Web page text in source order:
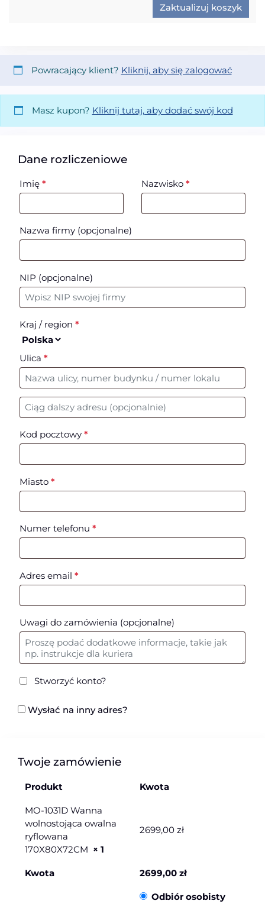
Zaktualizuj koszyk
Powracający klient? Kliknij, aby się zalogować
Masz kupon? Kliknij tutaj, aby dodać swój kod
Dane rozliczeniowe
Imię * Nazwisko *
Nazwa firmy (opcjonalne)
NIP (opcjonalne)
Kraj / region *
Ulica *
Nr mieszkania, lokalu, itp. (opcjonalne)
Kod pocztowy *
Miasto *
Numer telefonu *
Adres email *
Uwagi do zamówienia (opcjonalne)
Stworzyć konto?
Wysłać na inny adres?
Twoje zamówienie
Produkt Kwota
MO-1031D Wanna
wolnostojąca owalna
ryflowana
170X80X72CM × 1
2699,00 zł
Kwota 2699,00 zł
Odbiór osobisty